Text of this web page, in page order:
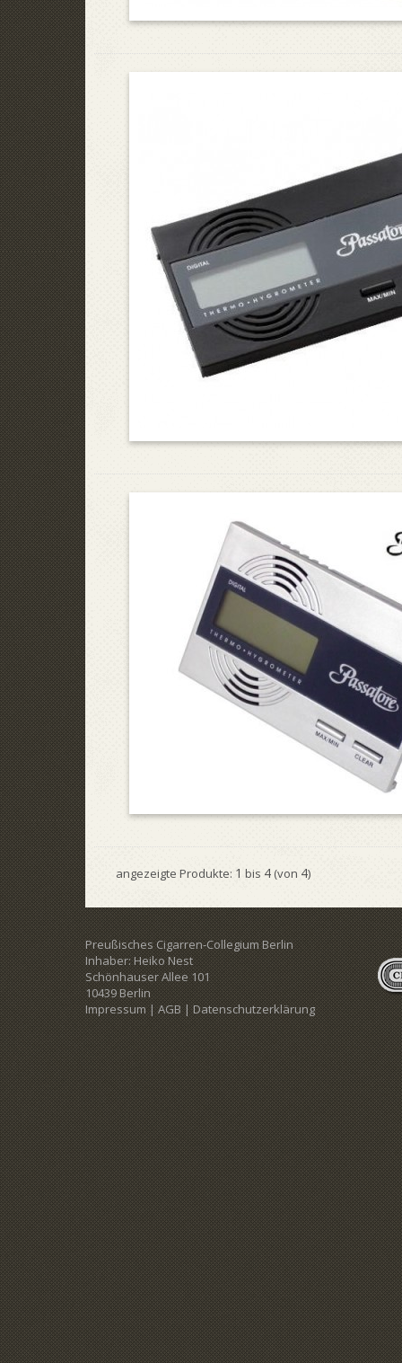
angezeigte Produkte: 1 bis 4(von 4)
Preußisches Cigarren-Collegium Berlin
Inhaber: Heiko Nest
Schönhauser Allee 101
10439 Berlin
Impressum|AGB|Datenschutzerklärung